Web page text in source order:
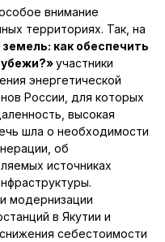
внимание
территориях. Так, на
как обеспечить
участники
энергетической
России, для которых
высокая
шла о необходимости
об
источниках
модернизации
в Якутии и
себестоимости